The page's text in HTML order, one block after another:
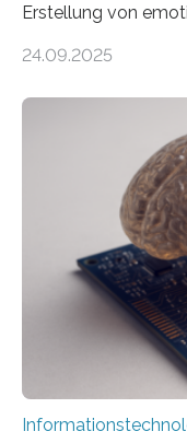
Erstellung von
Förderung in Höhe
der MindPort
Lösung zur
Avatare. Gen-
kosteneffiziente
erstellen.
Animation, bei der
und Mimik im
24.09.2025